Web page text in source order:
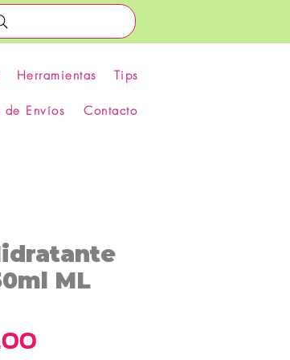
Herramientas Tips
de Envíos Contacto
ML